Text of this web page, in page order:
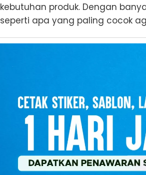
kebutuhan produk. Dengan
seperti apa yang paling cocok